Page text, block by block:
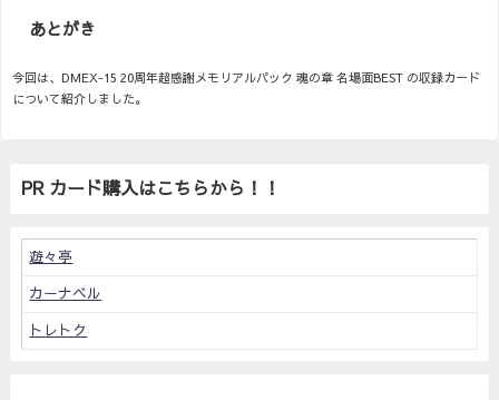
あとがき
今回は、DMEX-15 20周年超感謝メモリアルパック 魂の章 名場面BEST の収録カード
について紹介しました。
PR カード購入はこちらから！！
遊々亭
カーナベル
トレトク